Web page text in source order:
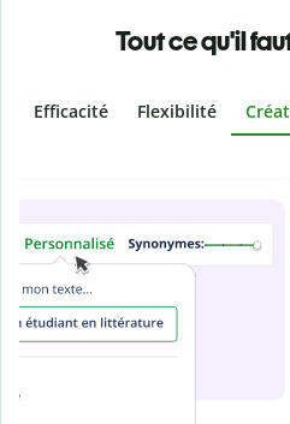
Tout ce qu'il
Efficacité Flexibilité